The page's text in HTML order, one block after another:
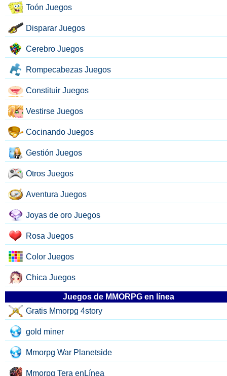
Toón Juegos
Disparar Juegos
Cerebro Juegos
Rompecabezas Juegos
Constituir Juegos
Vestirse Juegos
Cocinando Juegos
Gestión Juegos
Otros Juegos
Aventura Juegos
Joyas de oro Juegos
Rosa Juegos
Color Juegos
Chica Juegos
Juegos de MMORPG en línea
Gratis Mmorpg 4story
gold miner
Mmorpg War Planetside
Mmorpg Tera enLínea